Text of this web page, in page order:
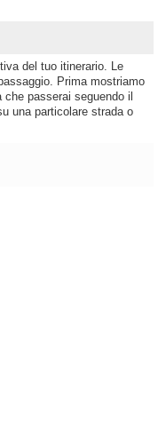
del tuo itinerario. Le
Prima mostriamo
passerai seguendo il
una particolare strada o